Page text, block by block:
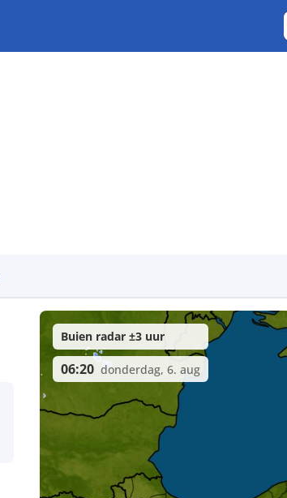
Buien radar ±3 uur
06:20 donderdag, 6. aug